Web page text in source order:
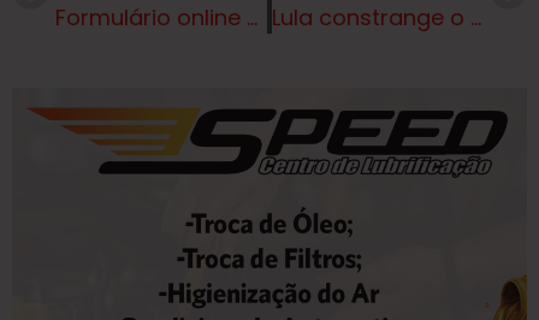
Formulário online de consulta a associações e instituições para comercialização de alimentos na Festa do Folclore segue aberto Lula constrange o Brasil reclamando de ação dos EUA contra bandidos do PCC